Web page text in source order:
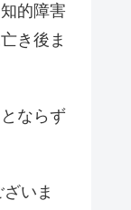
的障害
き後ま
ならず
いま